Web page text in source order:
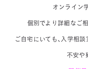
オンライン
個別でより詳細なご
ご自宅にいても、入学相
不安や